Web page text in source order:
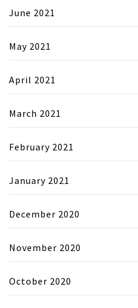
June 2021
May 2021
April 2021
March 2021
February 2021
January 2021
December 2020
November 2020
October 2020